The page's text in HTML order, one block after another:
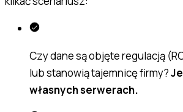
Czy dane są objęte regulacją
lub stanowią tajemnicę firmy?
własnych serwerach.